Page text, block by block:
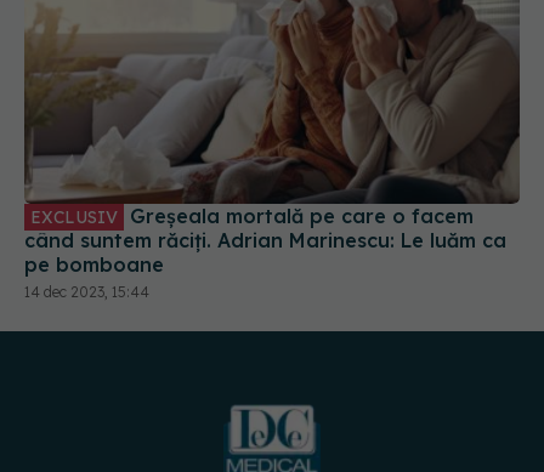
EXCLUSIV
când suntem răciți. Adrian Marinescu: Le luăm ca
pe bomboane
14 dec 2023, 15:44